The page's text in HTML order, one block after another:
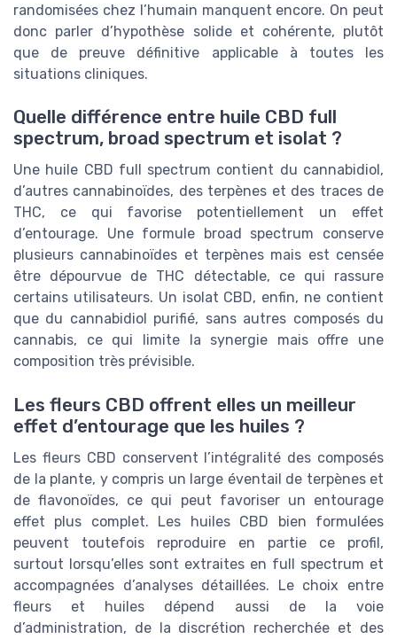
randomisées chez l’humain manquent encore. On peut
donc parler d’hypothèse solide et cohérente, plutôt
que de preuve définitive applicable à toutes les
situations cliniques.
Quelle différence entre huile CBD full
spectrum, broad spectrum et isolat ?
Une huile CBD full spectrum contient du cannabidiol,
d’autres cannabinoïdes, des terpènes et des traces de
THC, ce qui favorise potentiellement un effet
d’entourage. Une formule broad spectrum conserve
plusieurs cannabinoïdes et terpènes mais est censée
être dépourvue de THC détectable, ce qui rassure
certains utilisateurs. Un isolat CBD, enfin, ne contient
que du cannabidiol purifié, sans autres composés du
cannabis, ce qui limite la synergie mais offre une
composition très prévisible.
Les fleurs CBD offrent elles un meilleur
effet d’entourage que les huiles ?
Les fleurs CBD conservent l’intégralité des composés
de la plante, y compris un large éventail de terpènes et
de flavonoïdes, ce qui peut favoriser un entourage
effet plus complet. Les huiles CBD bien formulées
peuvent toutefois reproduire en partie ce profil,
surtout lorsqu’elles sont extraites en full spectrum et
accompagnées d’analyses détaillées. Le choix entre
fleurs et huiles dépend aussi de la voie
d’administration, de la discrétion recherchée et des